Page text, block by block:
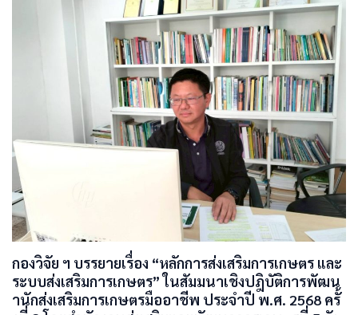
กองวิจัย ฯ บรรยายเรื่อง “หลักการส่งเสริมการเกษตร และ
ระบบส่งเสริมการเกษตร” ในสัมมนาเชิงปฎิบัติการพัฒน
านักส่งเสริมการเกษตรมืออาชีพ ประจำปี พ.ศ. 2568 ครั้